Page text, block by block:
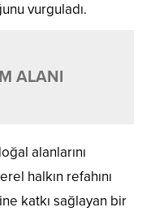
vurguladı.
ALANI
alanlarını
halkın refahını
katkı sağlayan bir